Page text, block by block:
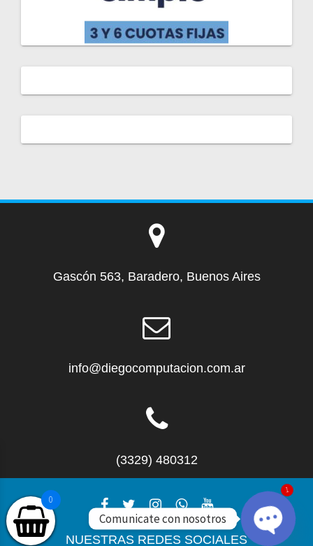
Gascón 563, Baradero, Buenos Aires
info@diegocomputacion.com.ar
(3329) 480312
NUESTRAS REDES SOCIALES
0
Comunicate con nosotros